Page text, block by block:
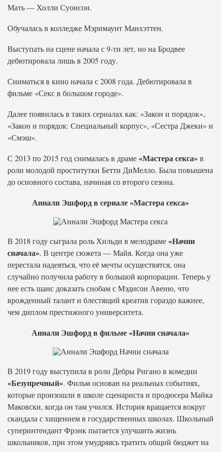
Мать — Холли Суонсон.
Обучалась в колледже Мэримаунт Манхэттен.
Выступать на сцене начала с 9-ти лет, но на Бродвее
дебютировала лишь в 2005 году.
Сниматься в кино начала с 2008 года. Дебютировала в
фильме «Секс в большом городе».
Далее появилась в таких сериалах как: «Закон и порядок»,
«Закон и порядок: Специальный корпус», «Сестра Джеки» и
«Смэш».
С 2013 по 2015 год снималась в драме«Мастера секса»в
роли молодой проститутки Бетти ДиМелло. Была повышена
до основного состава, начиная со второго сезона.
Аннали Эшфорд в сериале «Мастера секса»
В 2018 году сыграла роль Хильди в мелодраме«Начни
сначала». В центре сюжета — Майя. Когда она уже
перестала надеяться, что её мечты осуществятся, она
случайно получила работу в большой корпорации. Теперь у
нее есть шанс доказать снобам с Мэдисон Авеню, что
врожденный талант и блестящий креатив гораздо важнее,
чем диплом престижного университета.
Аннали Эшфорд в фильме «Начни сначала»
В 2019 году выступила в роли Дебры Ригано в комедии
«Безупречный». Фильм основан на реальных событиях,
которые произошли в школе сценариста и продюсера Майка
Маковски, когда он там учился. История вращается вокруг
скандала с хищением в государственных школах. Школьный
суперинтендант Фрэнк пытается улучшить жизнь
школьников, при этом умудряясь тратить общий бюджет на